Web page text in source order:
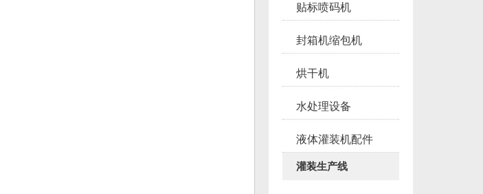
贴标喷码机
封箱机缩包机
烘干机
水处理设备
液体灌装机配件
灌装生产线